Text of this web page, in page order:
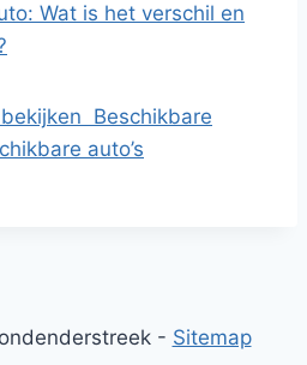
Wat is het verschil en
Beschikbare
auto’s
- Sitemap